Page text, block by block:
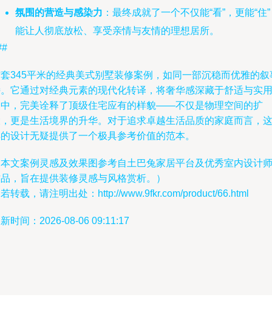
氛围的营造与感染力 ：最终成就了一个不仅能“看”，更能“住
能让人彻底放松、享受亲情与友情的理想居所。
345平米的经典美式别墅装修案例，如同一部沉稳而优雅的叙
它通过对经典元素的现代化转译，将奢华感深藏于舒适与实用
，完美诠释了顶级住宅应有的样貌——不仅是物理空间的扩
更是生活境界的升华。对于追求卓越生活品质的家庭而言，这
设计无疑提供了一个极具参考价值的范本。
文案例灵感及效果图参考自土巴兔家居平台及优秀室内设计师
，旨在提供装修灵感与风格赏析。）
转载，请注明出处：http://www.9fkr.com/product/66.html
时间：2026-08-06 09:11:17